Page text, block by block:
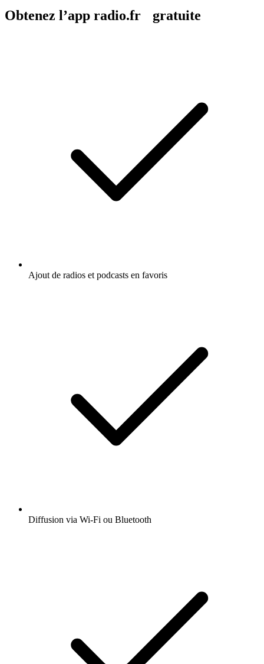
Obtenez l’app radio.fr gratuite
Ajout de radios et podcasts en favoris
Diffusion via Wi-Fi ou Bluetooth